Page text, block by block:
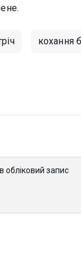
кохання
обліковий запис